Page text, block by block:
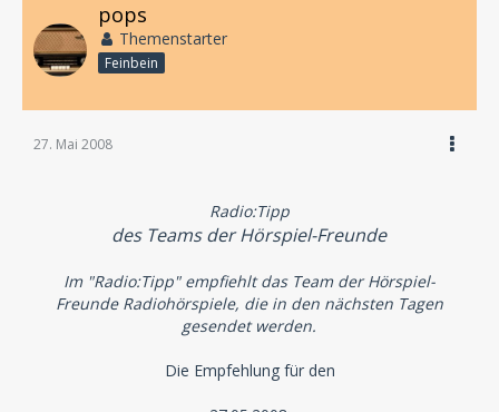
pops
Themenstarter
Feinbein
27. Mai 2008
Radio:Tipp
des Teams der Hörspiel-Freunde
Im "Radio:Tipp" empfiehlt das Team der Hörspiel-
Freunde Radiohörspiele, die in den nächsten Tagen
gesendet werden.
Die Empfehlung für den